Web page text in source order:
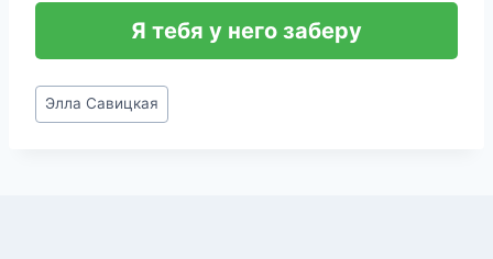
Я тебя у него заберу
Метки
записи:
Элла Савицкая